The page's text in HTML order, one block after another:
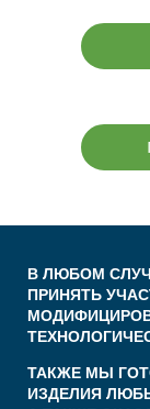
В ЛЮБОМ
ПРИНЯТЬ
ТАКЖЕ МЫ
ИЗДЕЛИЯ